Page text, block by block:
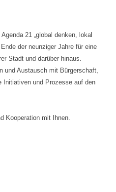
21 „global denken, lokal
der neunziger Jahre für eine
Stadt und darüber hinaus.
und Austausch mit Bürgerschaft,
Initiativen und Prozesse auf den
Kooperation mit Ihnen.